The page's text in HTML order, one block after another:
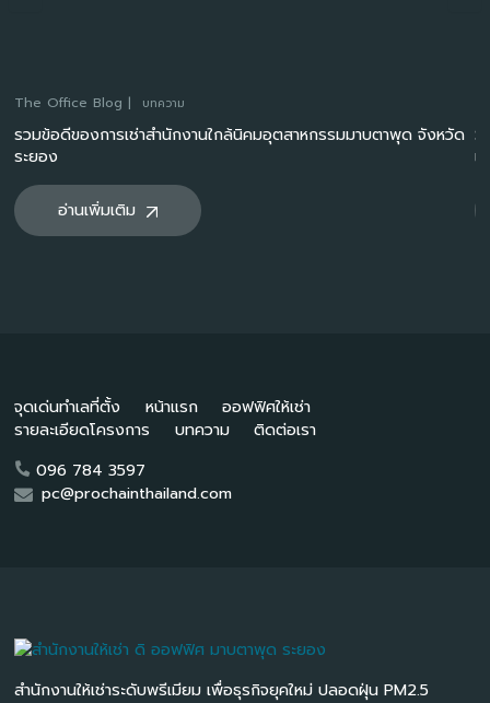
The Office Blog | บทความ
รวมข้อดีของการเช่าสำนักงานใกล้นิคมอุตสาหกรรมมาบตาพุด จังหวัด
ระยอง
อ่านเพิ่มเติม
เ
จุดเด่นทำเลที่ตั้ง หน้าแรก
ออฟฟิศให้เช่า
รายละเอียดโครงการ
บทความ
ติดต่อเรา
096 784 3597
pc@prochainthailand.com
สำนักงานให้เช่าระดับพรีเมียม เพื่อธุรกิจยุคใหม่ ปลอดฝุ่น PM2.5